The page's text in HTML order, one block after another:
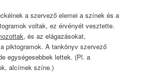
a szervező elemei a színek és a
voltak, ez érvényét vesztette.
, és az elágazásokat,
piktogramok. A tankönyv szervező
egységesebbek lettek. (Pl. a
alcímek színe.)